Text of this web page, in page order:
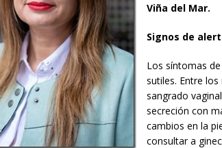
Viña del Mar.
Signos de
Los síntomas
sutiles. Entre
sangrado
secreción con
cambios en la
consultar a